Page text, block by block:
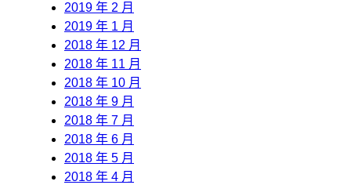
2019 年 2 月
2019 年 1 月
2018 年 12 月
2018 年 11 月
2018 年 10 月
2018 年 9 月
2018 年 7 月
2018 年 6 月
2018 年 5 月
2018 年 4 月